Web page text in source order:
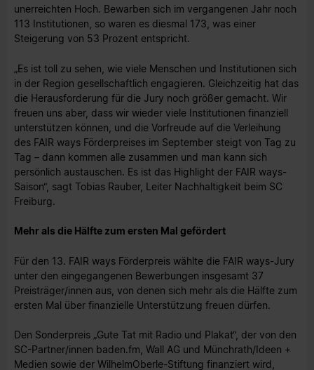
unerreichten Hoch. Bewarben sich im vergangenen Jahr noch
113 Institutionen, so waren es diesmal 173, was einer
Steigerung von 53 Prozent entspricht.
„Es ist toll zu sehen, wie viele Menschen und Institutionen sich
in der Region gesellschaftlich engagieren. Gleichzeitig hat das
die Herausforderung für die Jury noch größer gemacht. Wir
freuen uns aber, dass wir wieder viele Institutionen finanziell
unterstützen können, und die Vorfreude auf die Verleihung
des FAIR ways Förderpreises im September steigt von Tag zu
Tag – dann kommen alle zusammen und man kann sich
persönlich austauschen. Es ist das Highlight der FAIR ways-
Saison“, sagt Tobias Rauber, Leiter Nachhaltigkeit beim SC
Freiburg.
Mehr als die Hälfte zum ersten Mal gefördert
Für den 13. FAIR ways Förderpreis wählte die FAIR ways-Jury
unter den eingegangenen Bewerbungen insgesamt 37
Preisträger/innen aus, von denen sich mehr als die Hälfte zum
ersten Mal über finanzielle Unterstützung freuen dürfen.
Den Sonderpreis „Gute Tat mit Radio und Plakat“, der von den
SC-Partner/innen baden.fm, Wall AG und Münchrath/Ideen +
Medien sowie der WilhelmOberle-Stiftung finanziert wird,